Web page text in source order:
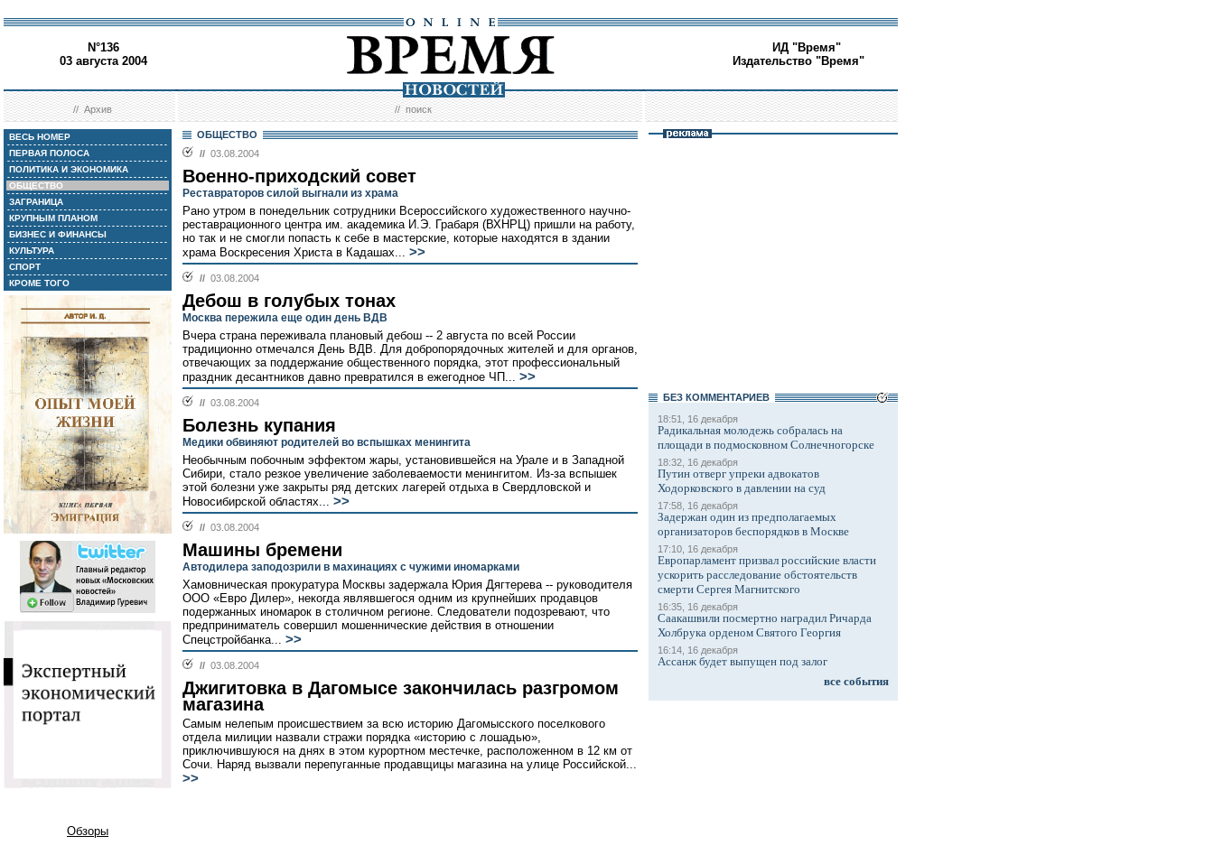
N°136
03 августа 2004
ИД "Время"
Издательство "Время"
//Архив //поиск
ВЕСЬ НОМЕР
ПЕРВАЯ ПОЛОСА
ПОЛИТИКА И ЭКОНОМИКА
ОБЩЕСТВО
ЗАГРАНИЦА
КРУПНЫМ ПЛАНОМ
БИЗНЕС И ФИНАНСЫ
КУЛЬТУРА
СПОРТ
КРОМЕ ТОГО
Обзоры
ОБЩЕСТВО
// 03.08.2004
Военно-приходский совет
Реставраторов силой выгнали из храма
Рано утром в понедельник сотрудники Всероссийского художественного научно-
реставрационного центра им. академика И.Э. Грабаря (ВХНРЦ) пришли на работу,
но так и не смогли попасть к себе в мастерские, которые находятся в здании
храма Воскресения Христа в Кадашах... >>
// 03.08.2004
Дебош в голубых тонах
Москва пережила еще один день ВДВ
Вчера страна переживала плановый дебош -- 2 августа по всей России
традиционно отмечался День ВДВ. Для добропорядочных жителей и для органов,
отвечающих за поддержание общественного порядка, этот профессиональный
праздник десантников давно превратился в ежегодное ЧП... >>
// 03.08.2004
Болезнь купания
Медики обвиняют родителей во вспышках менингита
Необычным побочным эффектом жары, установившейся на Урале и в Западной
Сибири, стало резкое увеличение заболеваемости менингитом. Из-за вспышек
этой болезни уже закрыты ряд детских лагерей отдыха в Свердловской и
Новосибирской областях... >>
// 03.08.2004
Машины бремени
Автодилера заподозрили в махинациях с чужими иномарками
Хамовническая прокуратура Москвы задержала Юрия Дягтерева -- руководителя
ООО «Евро Дилер», некогда являвшегося одним из крупнейших продавцов
подержанных иномарок в столичном регионе. Следователи подозревают, что
предприниматель совершил мошеннические действия в отношении
Спецстройбанка... >>
// 03.08.2004
Джигитовка в Дагомысе закончилась разгромом
магазина
Самым нелепым происшествием за всю историю Дагомысского поселкового
отдела милиции назвали стражи порядка «историю с лошадью»,
приключившуюся на днях в этом курортном местечке, расположенном в 12 км от
Сочи. Наряд вызвали перепуганные продавщицы магазина на улице Российской...
>>
БЕЗ КОМMЕНТАРИЕВ
18:51, 16 декабря
Радикальная молодежь собралась на
площади в подмосковном Солнечногорске
18:32, 16 декабря
Путин отверг упреки адвокатов
Ходорковского в давлении на суд
17:58, 16 декабря
Задержан один из предполагаемых
организаторов беспорядков в Москве
17:10, 16 декабря
Европарламент призвал российские власти
ускорить расследование обстоятельств
смерти Сергея Магнитского
16:35, 16 декабря
Саакашвили посмертно наградил Ричарда
Холбрука орденом Святого Георгия
16:14, 16 декабря
Ассанж будет выпущен под залог
все события